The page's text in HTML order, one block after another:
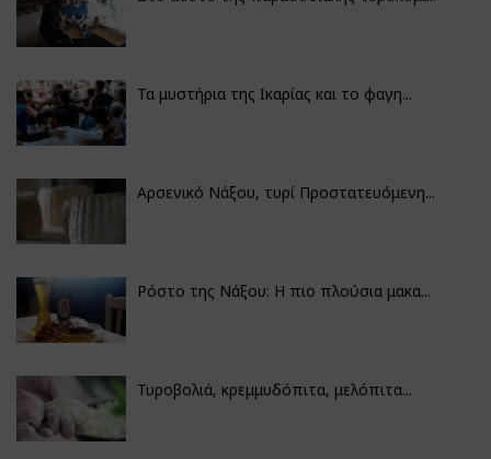
Τα μυστήρια της Ικαρίας και το φαγη...
Αρσενικό Νάξου, τυρί Προστατευόμενη...
Ρόστο της Νάξου: Η πιο πλούσια μακα...
Τυροβολιά, κρεμμυδόπιτα, μελόπιτα...